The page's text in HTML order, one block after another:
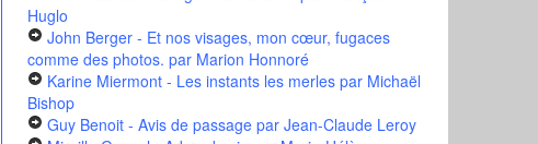
Huglo
John Berger - Et nos visages, mon cœur, fugaces
comme des photos. par Marion Honnoré
Karine Miermont - Les instants les merlespar Michaël
Bishop
Guy Benoit - Avis de passagepar Jean-Claude Leroy